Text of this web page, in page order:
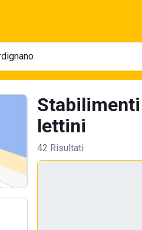
lettini
42 Risultati